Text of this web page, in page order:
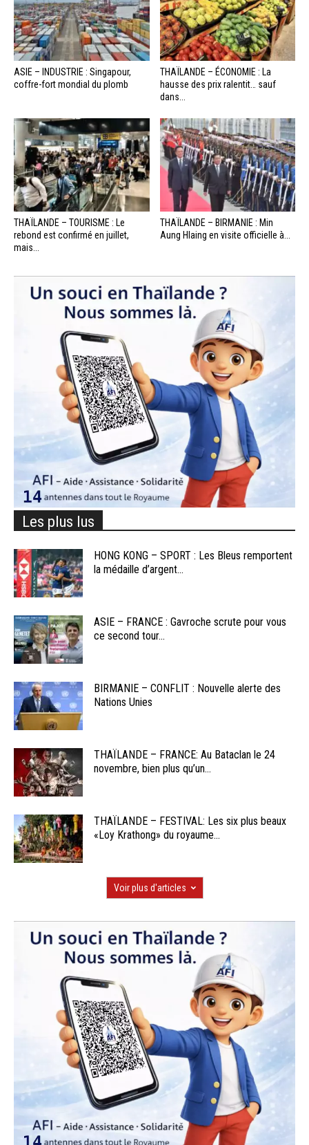
ASIE – INDUSTRIE : Singapour,
coffre-fort mondial du plomb
THAÏLANDE – ÉCONOMIE : La
hausse des prix ralentit… sauf
dans...
THAÏLANDE – TOURISME : Le
rebond est confirmé en juillet,
mais...
THAÏLANDE – BIRMANIE : Min
Aung Hlaing en visite officielle à...
Les plus lus
HONG KONG – SPORT : Les Bleus remportent
la médaille d’argent...
ASIE – FRANCE : Gavroche scrute pour vous
ce second tour...
BIRMANIE – CONFLIT : Nouvelle alerte des
Nations Unies
THAÏLANDE – FRANCE: Au Bataclan le 24
novembre, bien plus qu’un...
THAÏLANDE – FESTIVAL: Les six plus beaux
«Loy Krathong» du royaume...
Voir plus d'articles